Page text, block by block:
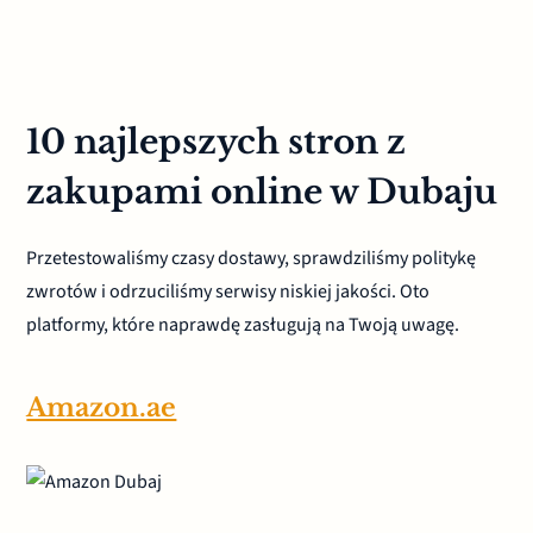
10 najlepszych stron z
zakupami online w Dubaju
Przetestowaliśmy czasy dostawy, sprawdziliśmy politykę
zwrotów i odrzuciliśmy serwisy niskiej jakości. Oto
platformy, które naprawdę zasługują na Twoją uwagę.
Amazon.ae